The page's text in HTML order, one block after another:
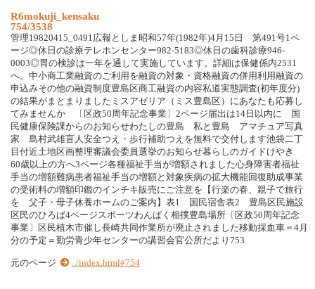
R6mokuji_kensaku
754/3538
管理19820415_0491広報としま昭和57年(1982年)4月15日 第491号1ペ
ージ◎休日の診療テレホンセンター982-5183◎休日の歯科診療946-
0003◎胃の検診は一年を通して実施しています。詳細は保健係内2531
へ。中小商工業融資のご利用を融資の対象・資格融資の併用利用融資の
申込みその他の融資制度豊島区商工融資の内容私道実態調査(初年度分)
の結果がまとまりましたミスアゼリア（ミス豊島区）にあなたも応募し
てみませんか 〔区政50周年記念事業〕2ページ届出は14日以内に 国
民健康保険課からのお知らせわたしの豊島 私と豊島 アマチュア写真
家 島村武雄盲人安全つえ・歩行補助つえを無料で交付します池袋二丁
目付近土地区画整理審議会委員選挙のお知らせ暮らしのガイドけやき
60歳以上の方へ3ページ各種福祉手当が増額されました心身障害者福祉
手当の増額難病患者福祉手当の増額と対象疾病の拡大機能回復助成事業
の受術料の増額印鑑のインチキ販売にご注意を【行楽の春、親子で旅行
を 父子・母子休養ホームのご案内】表1 国民宿舎表2 豊島区民施設
区民のひろば4ページスポーツわんぱく相撲豊島場所〔区政50周年記念
事業〕区民植木市催し長崎共同作業所が廃止されました移動採血車＝4月
分の予定＝勤労青少年センターの講習会官公所だより753
元のページ ../index.html#754